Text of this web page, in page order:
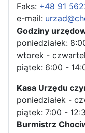
Faks: +48 91
e-mail:
Godziny
poniedziałek:
wtorek -
piątek: 6:00 -
Kasa Urzędu
poniedziałek -
piątek: 7:00 -
Burmistrz